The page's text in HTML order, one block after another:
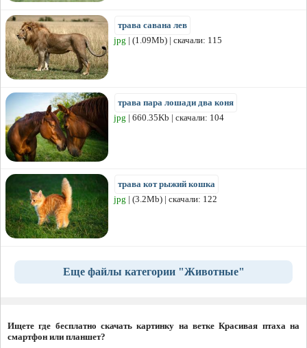
трава савана лев
jpg | (1.09Mb) | скачали: 115
трава пара лошади два коня
jpg | 660.35Kb | скачали: 104
трава кот рыжий кошка
jpg | (3.2Mb) | скачали: 122
Еще файлы категории "Животные"
Ищете где бесплатно скачать картинку на ветке Красивая птаха на
смартфон или планшет?